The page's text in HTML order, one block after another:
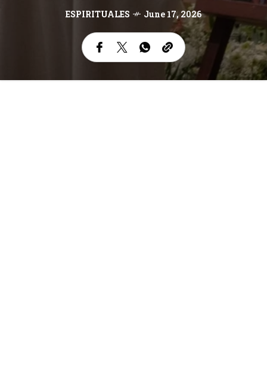
ESPIRITUALES June 17, 2026